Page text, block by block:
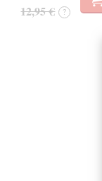
12,95 € ?